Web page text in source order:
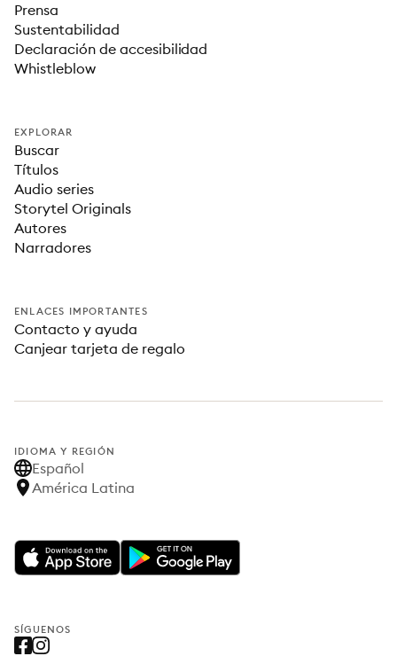
Prensa
Sustentabilidad
Declaración de accesibilidad
Whistleblow
EXPLORAR
Buscar
Títulos
Audio series
Storytel Originals
Autores
Narradores
ENLACES IMPORTANTES
Contacto y ayuda
Canjear tarjeta de regalo
IDIOMA Y REGIÓN
Español
América Latina
SÍGUENOS